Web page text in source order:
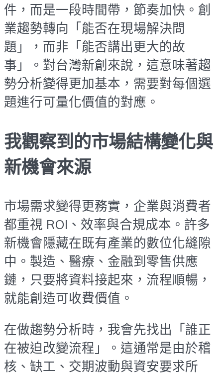
件，而是一段時間帶，節奏加快。創
業趨勢轉向「能否在現場解決問
題」，而非「能否講出更大的故
事」。對台灣新創來說，這意味著趨
勢分析變得更加基本，需要對每個選
題進行可量化價值的對應。
我觀察到的市場結構變化與
新機會來源
市場需求變得更務實，企業與消費者
都重視 ROI、效率與合規成本。許多
新機會隱藏在既有產業的數位化縫隙
中。製造、醫療、金融到零售供應
鏈，只要將資料接起來，流程順暢，
就能創造可收費價值。
在做趨勢分析時，我會先找出「誰正
在被迫改變流程」。這通常是由於稽
核、缺工、交期波動與資安要求所